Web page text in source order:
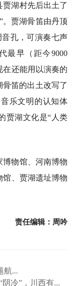
贾湖村先后出土了
。贾湖骨笛由丹顶
孔，可演奏七声
最早（距今9000
在还能用以演奏的
骨笛的出土改写了
乐文明的认知体
贾湖文化是“人类
博物馆、河南博物
馆、贾湖遗址博物
责任编辑：周吟
航...
冷”，川西有...